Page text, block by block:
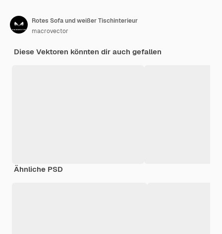
Rotes Sofa und weißer Tischinterieur
macrovector
Diese Vektoren könnten dir auch gefallen
Ähnliche PSD